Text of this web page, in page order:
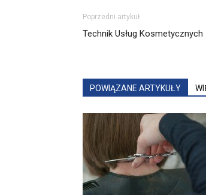
Poprzedni artykuł
Technik Usług Kosmetycznych
POWIĄZANE ARTYKUŁY